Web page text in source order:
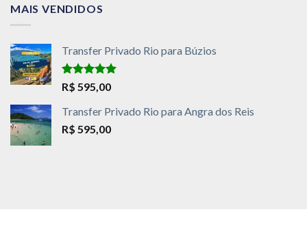
MAIS VENDIDOS
Transfer Privado Rio para Búzios
Avaliação
5.00
de 5
R$ 595,00
Transfer Privado Rio para Angra dos Reis
R$ 595,00